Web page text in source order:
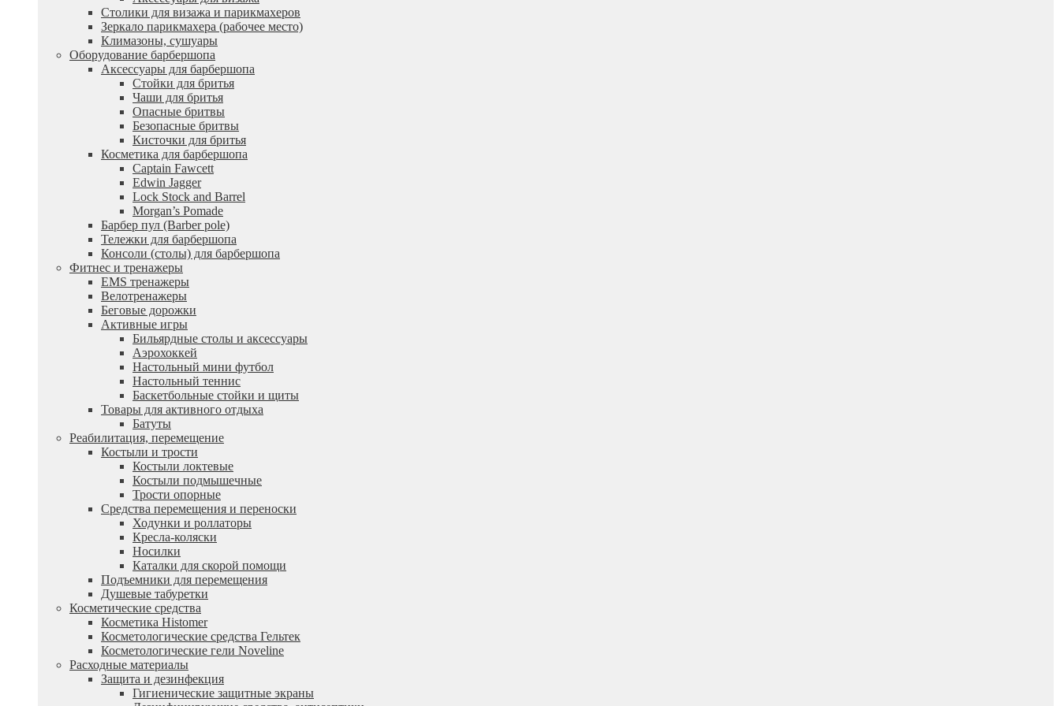
Столики для визажа и парикмахеров
Зеркало парикмахера (рабочее место)
Климазоны, сушуары
Оборудование барбершопа
Аксессуары для барбершопа
Стойки для бритья
Чаши для бритья
Опасные бритвы
Безопасные бритвы
Кисточки для бритья
Косметика для барбершопа
Captain Fawcett
Edwin Jagger
Lock Stock and Barrel
Morgan’s Pomade
Барбер пул (Barber pole)
Тележки для барбершопа
Консоли (столы) для барбершопа
Фитнес и тренажеры
EMS тренажеры
Велотренажеры
Беговые дорожки
Активные игры
Бильярдные столы и аксессуары
Аэрохоккей
Настольный мини футбол
Настольный теннис
Баскетбольные стойки и щиты
Товары для активного отдыха
Батуты
Реабилитация, перемещение
Костыли и трости
Костыли локтевые
Костыли подмышечные
Трости опорные
Средства перемещения и переноски
Ходунки и роллаторы
Кресла-коляски
Носилки
Каталки для скорой помощи
Подъемники для перемещения
Душевые табуретки
Косметические средства
Косметика Histomer
Косметологические средства Гельтек
Косметологические гели Noveline
Расходные материалы
Защита и дезинфекция
Гигиенические защитные экраны